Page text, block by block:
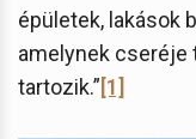
épületek, lakások
amelynek cseréje
tartozik.”[1]